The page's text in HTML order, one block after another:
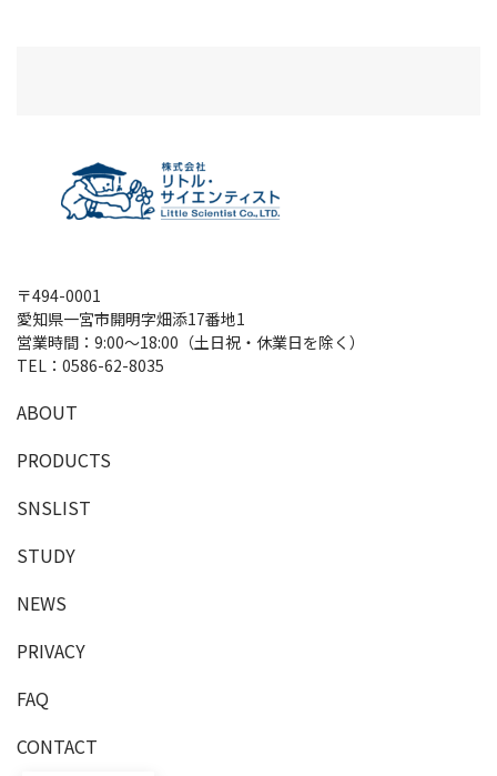
〒494-0001
愛知県一宮市開明字畑添17番地1
営業時間：9:00～18:00（土日祝・休業日を除く）
TEL： 0586-62-8035
ABOUT
PRODUCTS
SNSLIST
STUDY
NEWS
PRIVACY
FAQ
CONTACT